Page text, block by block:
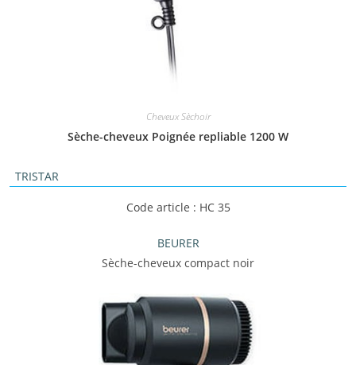
Cheveux Sèchoir
Sèche-cheveux Poignée repliable 1200 W
TRISTAR
Code article : HC 35
BEURER
Sèche-cheveux compact noir